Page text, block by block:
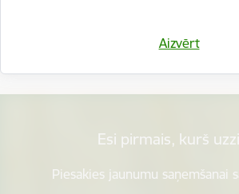
Aizvērt
Sniegt atsauksmi
Esi pirmais, kurš
Piesakies jaunumu saņemšanai